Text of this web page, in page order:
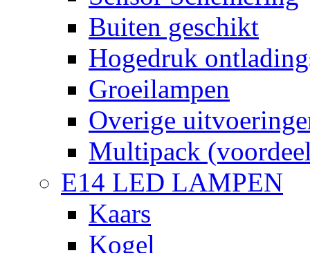
Buiten geschikt
Hogedruk
Groeilampen
Overige
Multipack
E14 LED LAMPEN
Kaars
Kogel